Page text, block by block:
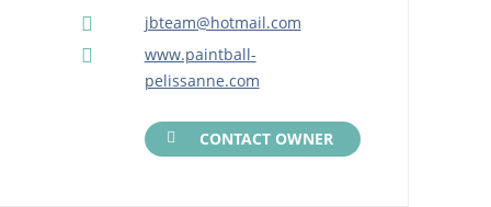
jbteam@hotmail.com
www.paintball-
pelissanne.com
CONTACT OWNER